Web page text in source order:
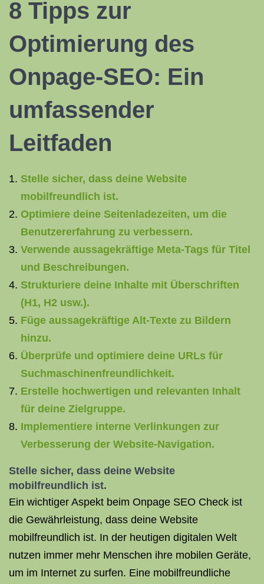
8 Tipps zur
Optimierung des
Onpage-SEO: Ein
umfassender
Leitfaden
Stelle sicher, dass deine Website
mobilfreundlich ist.
Optimiere deine Seitenladezeiten, um die
Benutzererfahrung zu verbessern.
Verwende aussagekräftige Meta-Tags für Titel
und Beschreibungen.
Strukturiere deine Inhalte mit Überschriften
(H1, H2 usw.).
Füge aussagekräftige Alt-Texte zu Bildern
hinzu.
Überprüfe und optimiere deine URLs für
Suchmaschinenfreundlichkeit.
Erstelle hochwertigen und relevanten Inhalt
für deine Zielgruppe.
Implementiere interne Verlinkungen zur
Verbesserung der Website-Navigation.
Stelle sicher, dass deine Website
mobilfreundlich ist.
Ein wichtiger Aspekt beim Onpage SEO Check ist
die Gewährleistung, dass deine Website
mobilfreundlich ist. In der heutigen digitalen Welt
nutzen immer mehr Menschen ihre mobilen Geräte,
um im Internet zu surfen. Eine mobilfreundliche